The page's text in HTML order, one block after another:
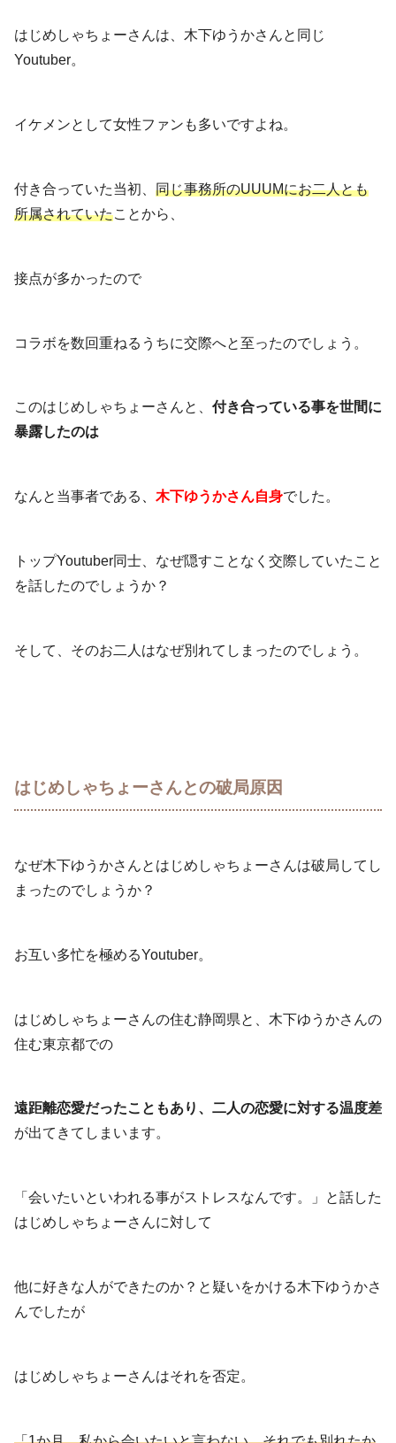
はじめしゃちょーさんは、木下ゆうかさんと同じ
Youtuber。
イケメンとして女性ファンも多いですよね。
付き合っていた当初、 同じ事務所のUUUMにお二人とも
所属されていたことから、
接点が多かったので
コラボを数回重ねるうちに交際へと至ったのでしょう。
このはじめしゃちょーさんと、 付き合っている事を世間に
暴露したのは
なんと当事者である 木下ゆうかさん自身でした。
トップYoutuber同士、なぜ隠すことなく交際していたこと
を話したのでしょうか？
そして、そのお二人はなぜ別れてしまったのでしょう。
はじめしゃちょーさんとの破局原因
なぜ木下ゆうかさんとはじめしゃちょーさんは破局してし
まったのでしょうか？
お互い多忙を極めるYoutuber。
はじめしゃちょーさんの住む静岡県と、木下ゆうかさんの
住む東京都での
遠距離恋愛だったこともあり、二人の恋愛に対する温度差
が出てきてしまいます。
「会いたいといわれる事がストレスなんです。」と話した
はじめしゃちょーさんに対して
他に好きな人ができたのか？と疑いをかける木下ゆうかさ
んでしたが
はじめしゃちょーさんはそれを否定。